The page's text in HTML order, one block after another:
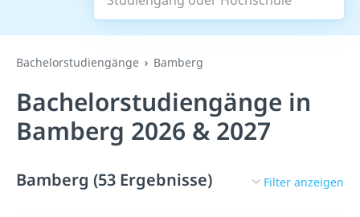
Bachelorstudiengänge Bamberg
Bachelorstudiengänge in
Bamberg 2026 & 2027
Bamberg (53 Ergebnisse) Filter anzeigen